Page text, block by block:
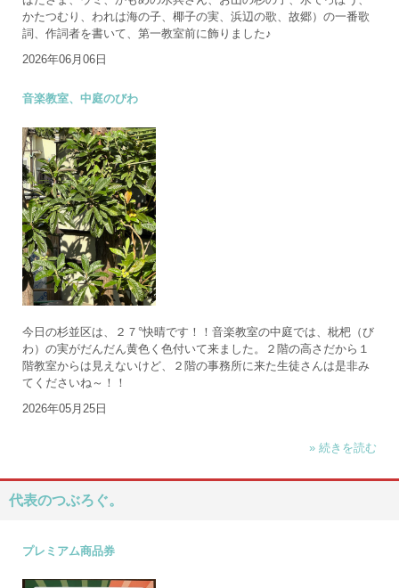
かたつむり、われは海の子、椰子の実、浜辺の歌、故郷）の一番歌
詞、作詞者を書いて、第一教室前に飾りました♪
2026年06月06日
音楽教室、中庭のびわ
今日の杉並区は、２７°快晴です！！音楽教室の中庭では、枇杷（び
わ）の実がだんだん黄色く色付いて来ました。２階の高さだから１
階教室からは見えないけど、２階の事務所に来た生徒さんは是非み
てくださいね～！！
2026年05月25日
» 続きを読む
代表のつぶろぐ。
プレミアム商品券